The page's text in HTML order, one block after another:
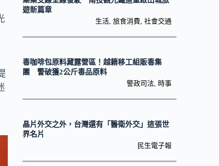
遊新篇章
生活, 旅食消費, 社會交通
毒咖啡包原料藏露營區！越籍移工組販毒集
團 警破獲2公斤毒品原料
警政司法, 時事
晶片外交之外，台灣還有「醫衛外交」這張世
界名片
民生電子報